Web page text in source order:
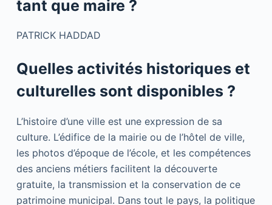
tant que maire ?
PATRICK HADDAD
Quelles activités historiques et
culturelles sont disponibles ?
L’histoire d’une ville est une expression de sa
culture. L’édifice de la mairie ou de l’hôtel de ville,
les photos d’époque de l’école, et les compétences
des anciens métiers facilitent la découverte
gratuite, la transmission et la conservation de ce
patrimoine municipal. Dans tout le pays, la politique